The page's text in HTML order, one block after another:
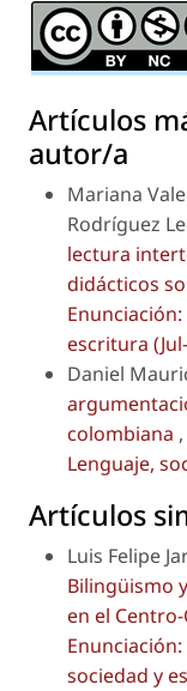
Artículos
autor/a
Mariana
Rodríguez
lectura
didácticos
escritura
Daniel
colombiana ,
Lenguaje,
Artículos
Luis Felipe
Bilingüismo
en el
Enunciación:
sociedad y